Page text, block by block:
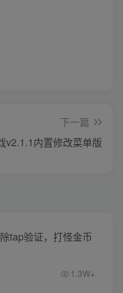
下一篇
v2.1.1内置修改菜单版
1.3W+